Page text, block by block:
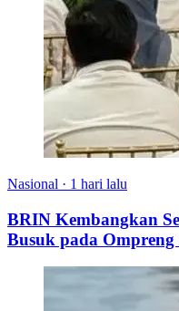
Nasional · 1 hari lalu
BRIN Kembangkan
Busuk pada